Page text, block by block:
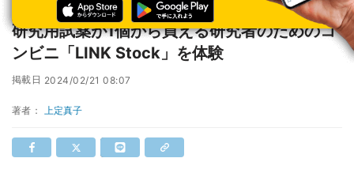
研究用試薬が1個から買える研究者のためのコ
ンビニ「LINK Stock」を体験
掲載日 2024/02/21 08:07
著者： 上定真子